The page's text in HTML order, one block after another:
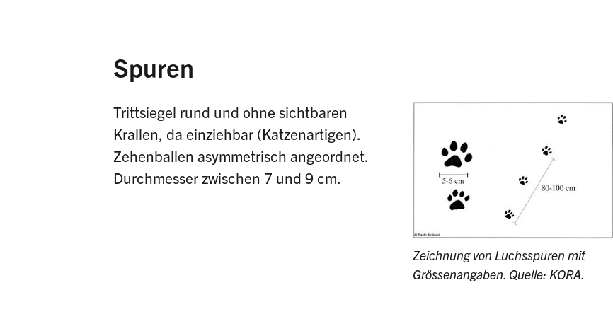
Spuren
Zeichnung von Luchsspuren mit
Grössenangaben. Quelle: KORA.
Trittsiegel rund und ohne sichtbaren
Krallen, da einziehbar (Katzenartigen).
Zehenballen asymmetrisch angeordnet.
Durchmesser zwischen 7 und 9 cm.